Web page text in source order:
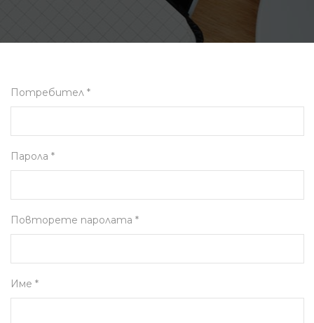
Потребител *
Парола *
Повторете паролата *
Име *